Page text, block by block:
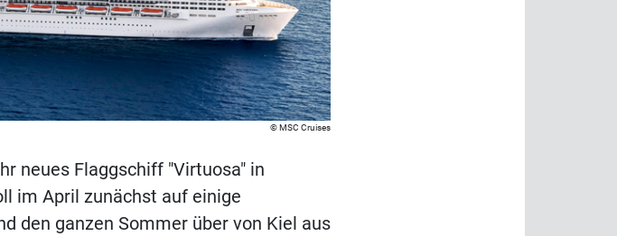
MSC Cruises
neues Flaggschiff "Virtuosa" in
im April zunächst auf einige
den ganzen Sommer über von Kiel aus